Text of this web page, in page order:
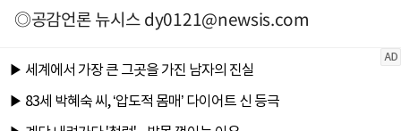
◎공감언론 뉴시스dy0121@newsis.com